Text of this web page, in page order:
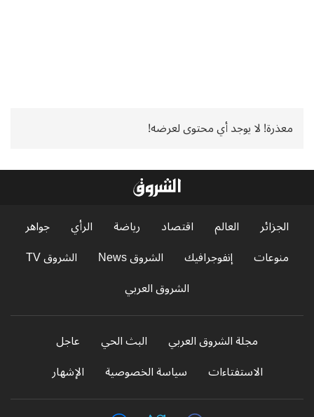
معذرة! لا يوجد أي محتوى لعرضه!
الجزائر العالم اقتصاد رياضة الرأي
جواهر
منوعات
إنفوجرافيك الشروق News
الشروق TV
الشروق العربي
مجلة الشروق العربي البث الحي
عاجل
الاستفتاءات
سياسة الخصوصية الإشهار